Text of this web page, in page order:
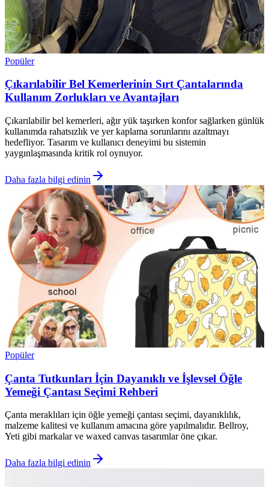
Popüler
Çıkarılabilir Bel Kemerlerinin Sırt Çantalarında
Kullanım Zorlukları ve Avantajları
Çıkarılabilir bel kemerleri, ağır yük taşırken konfor sağlarken günlük
kullanımda rahatsızlık ve yer kaplama sorunlarını azaltmayı
hedefliyor. Tasarım ve kullanıcı deneyimi bu sistemin
yaygınlaşmasında kritik rol oynuyor.
Daha fazla bilgi edinin
Popüler
Çanta Tutkunları İçin Dayanıklı ve İşlevsel Öğle
Yemeği Çantası Seçimi Rehberi
Çanta meraklıları için öğle yemeği çantası seçimi, dayanıklılık,
malzeme kalitesi ve kullanım amacına göre yapılmalıdır. Bellroy,
Yeti gibi markalar ve waxed canvas tasarımlar öne çıkar.
Daha fazla bilgi edinin